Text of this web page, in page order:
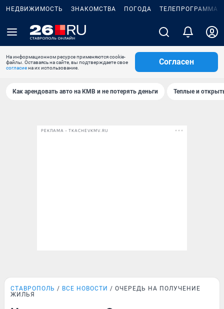
НЕДВИЖИМОСТЬ ЗНАКОМСТВА ПОГОДА ТЕЛЕПРОГРАММА
На информационном ресурсе применяются cookie-
файлы. Оставаясь на сайте, вы подтверждаете свое
согласиена их использование.
Согласен
Как арендовать авто на КМВ и не потерять деньги Теплые и
РЕКЛАМА • TKACHEVKMV.RU
СТАВРОПОЛЬ ВСЕ НОВОСТИ
ОЧЕРЕДЬ НА ПОЛУЧЕНИЕ
ЖИЛЬЯ